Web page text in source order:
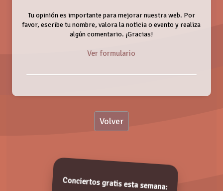
Tu opinión es importante para mejorar nuestra web. Por
favor, escribe tu nombre, valora la noticia o evento y realiza
algún comentario. ¡Gracias!
Ver formulario
Valora de 1 a 5 puntos. ¡Gracias!
Volver
Conciertos gratis esta semana: